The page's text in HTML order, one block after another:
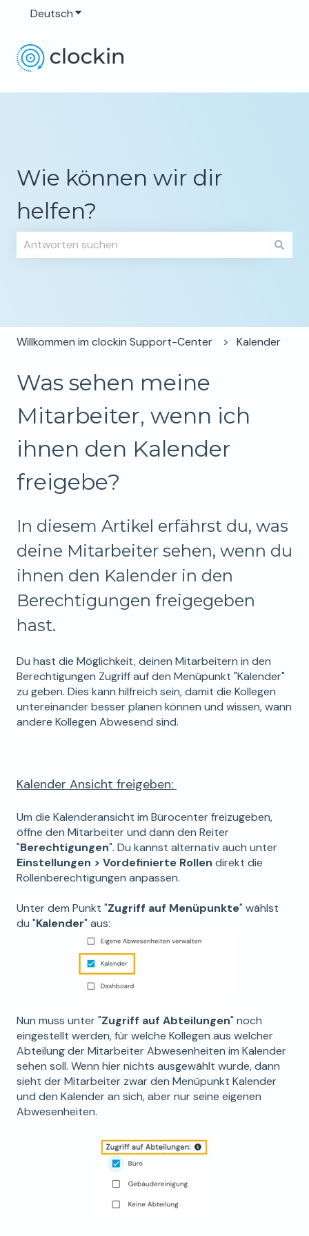
DeutschUntermenü für Übersetzungen anzeigen
Wie können wir dir
helfen?
Willkommen im clockin Support-Center Kalender
Was sehen meine
Mitarbeiter, wenn ich
ihnen den Kalender
freigebe?
In diesem Artikel erfährst du, was
deine Mitarbeiter sehen, wenn du
ihnen den Kalender in den
Berechtigungen freigegeben
hast.
Du hast die Möglichkeit, deinen Mitarbeitern in den
Berechtigungen Zugriff auf den Menüpunkt "Kalender"
zu geben. Dies kann hilfreich sein, damit die Kollegen
untereinander besser planen können und wissen, wann
andere Kollegen Abwesend sind.
Kalender Ansicht freigeben:
Um die Kalenderansicht im Bürocenter freizugeben,
öffne den Mitarbeiter und dann den Reiter
"Berechtigungen". Du kannst alternativ auch unter
Einstellungen > Vordefinierte Rollen direkt die
Rollenberechtigungen anpassen.
Unter dem Punkt "Zugriff auf Menüpunkte" wählst
du "Kalender" aus:
Nun muss unter "Zugriff auf Abteilungen" noch
eingestellt werden, für welche Kollegen aus welcher
Abteilung der Mitarbeiter Abwesenheiten im Kalender
sehen soll. Wenn hier nichts ausgewählt wurde, dann
sieht der Mitarbeiter zwar den Menüpunkt Kalender
und den Kalender an sich, aber nur seine eigenen
Abwesenheiten.